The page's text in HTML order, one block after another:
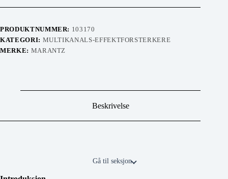
PRODUKTNUMMER: 103170
KATEGORI: MULTIKANALS-EFFEKTFORSTERKERE
MERKE: MARANTZ
Beskrivelse
Gå til seksjon